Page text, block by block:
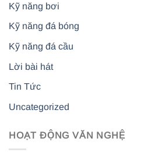
Kỹ năng bơi
Kỹ năng đá bóng
Kỹ năng đá cầu
Lời bài hát
Tin Tức
Uncategorized
HOẠT ĐỘNG VĂN NGHỆ